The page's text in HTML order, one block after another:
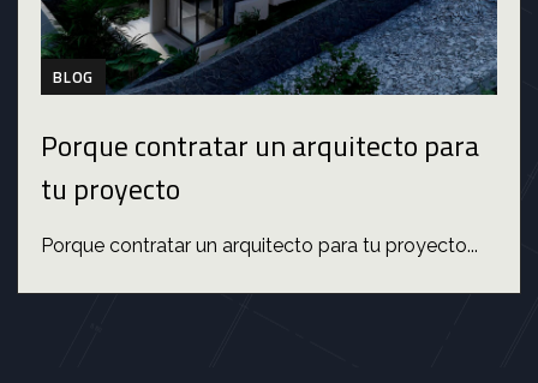
BLOG
Porque contratar un arquitecto para
tu proyecto
Porque contratar un arquitecto para tu proyecto...